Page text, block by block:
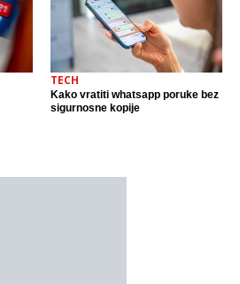
TECH
Kako vratiti whatsapp poruke bez
sigurnosne kopije